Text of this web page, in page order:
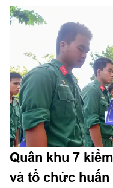
năm 2026 tại Trung đoàn
(CHQS) phường Tam
Quân khu 7
và tổ chức huấn